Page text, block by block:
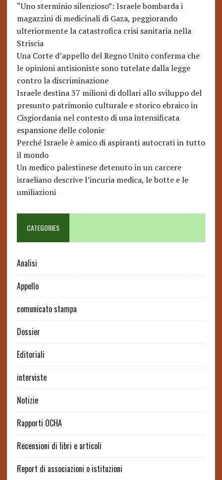
“Uno sterminio silenzioso”: Israele bombarda i
magazzini di medicinali di Gaza, peggiorando
ulteriormente la catastrofica crisi sanitaria nella
Striscia
Una Corte d’appello del Regno Unito conferma che
le opinioni antisioniste sono tutelate dalla legge
contro la discriminazione
Israele destina 37 milioni di dollari allo sviluppo del
presunto patrimonio culturale e storico ebraico in
Cisgiordania nel contesto di una intensificata
espansione delle colonie
Perché Israele è amico di aspiranti autocrati in tutto
il mondo
Un medico palestinese detenuto in un carcere
israeliano descrive l’incuria medica, le botte e le
umiliazioni
CATEGORIES
Analisi
Appello
comunicato stampa
Dossier
Editoriali
interviste
Notizie
Rapporti OCHA
Recensioni di libri e articoli
Report di associazioni o istituzioni